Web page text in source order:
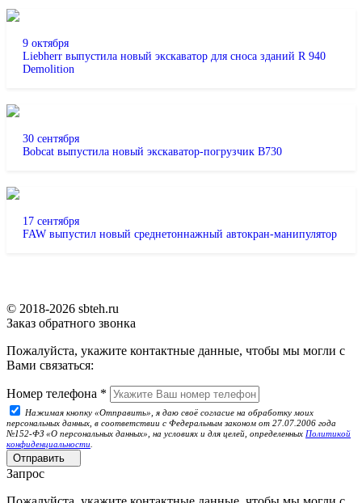
9 октября
Liebherr выпустила новый экскаватор для сноса зданий R 940
Demolition
30 сентября
Bobcat выпустила новый экскаватор-погрузчик B730
17 сентября
FAW выпустил новый среднетоннажный автокран-манипулятор
© 2018-2026 sbteh.ru
Заказ обратного звонка
Пожалуйста, укажите контактные данные, чтобы мы могли с
Вами связаться:
Номер телефона *
Нажимая кнопку «Отправить», я даю своё согласие на обработку моих
персональных данных, в соответствии с Федеральным законом от 27.07.2006 года
№152-ФЗ «О персональных данных», на условиях и для целей, определенных Политикой
конфиденциальности
Отправить
Запрос